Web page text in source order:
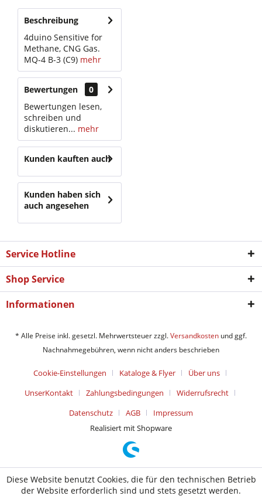
Beschreibung
4duino Sensitive for
Methane, CNG Gas.
MQ-4 B-3 (C9) mehr
Bewertungen
0
Bewertungen lesen,
schreiben und
diskutieren... mehr
Kunden kauften auch
Kunden haben sich
auch angesehen
Service Hotline
Shop Service
Informationen
* Alle Preise inkl. gesetzl. Mehrwertsteuer zzgl.Versandkosten und ggf.
Nachnahmegebühren, wenn nicht anders beschrieben
Cookie-Einstellungen Kataloge & Flyer
Über uns
UnserKontakt
Zahlungsbedingungen
Widerrufsrecht
Datenschutz
AGB
Impressum
Realisiert mit Shopware
Diese Website benutzt Cookies, die für den technischen Betrieb
der Website erforderlich sind und stets gesetzt werden.